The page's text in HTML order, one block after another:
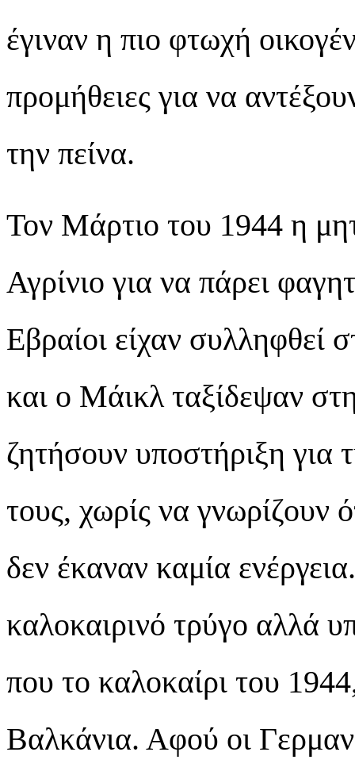
έγιναν η πιο φτωχή
προμήθειες για να
την πείνα.
Τον Μάρτιο του 1944 η
Αγρίνιο για να πάρει
Εβραίοι είχαν συλληφθεί
και ο Μάικλ ταξίδεψαν
ζητήσουν υποστήριξη
τους, χωρίς να γνωρίζουν
δεν έκαναν καμία
καλοκαιρινό τρύγο αλλά
που το καλοκαίρι του
Βαλκάνια. Αφού οι